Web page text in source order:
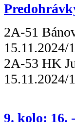
2A-51
15.11.2024/
2A-53
15.11.2024/
9. kolo: 16.